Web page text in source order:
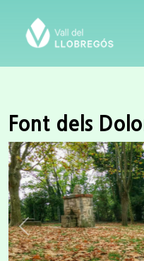
Font dels
Previous